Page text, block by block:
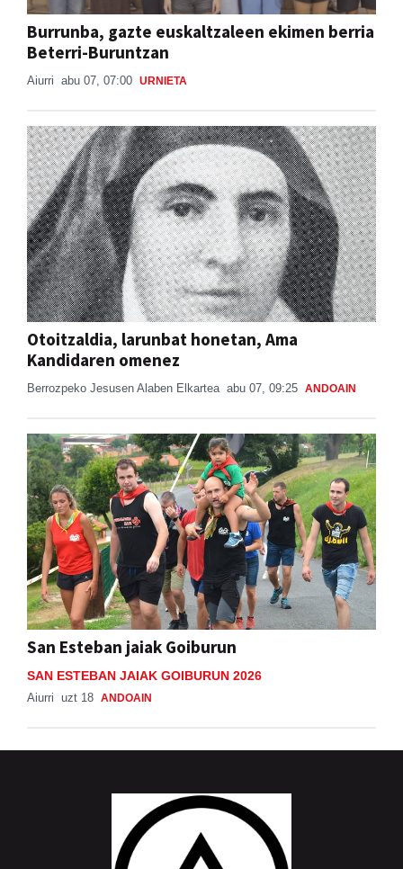
Burrunba, gazte euskaltzaleen ekimen berria
Beterri-Buruntzan
Aiurri abu 07, 07:00 URNIETA
Otoitzaldia, larunbat honetan, Ama
Kandidaren omenez
Berrozpeko Jesusen Alaben Elkartea abu 07, 09:25 ANDOAIN
San Esteban jaiak Goiburun
SAN ESTEBAN JAIAK GOIBURUN 2026
Aiurri uzt 18 ANDOAIN